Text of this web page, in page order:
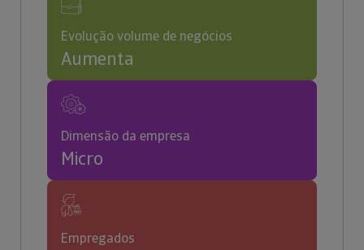
Evolução volume de negócios
Aumenta
Dimensão da empresa
Micro
Empregados